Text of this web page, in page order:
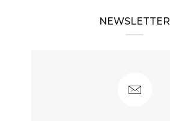
NEWSLETTER